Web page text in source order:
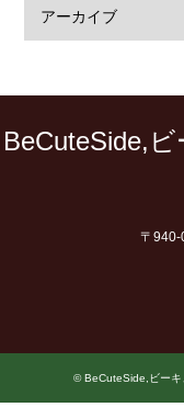
BeCuteSide,
〒940-
©BeCuteSide,ビーキ